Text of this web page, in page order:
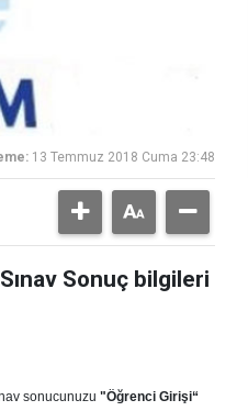
13 Temmuz 2018 Cuma 23:48
Sonuç bilgileri
sonucunuzu "Öğrenci Girişi“